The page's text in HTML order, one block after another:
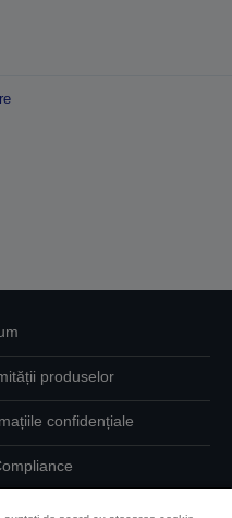
produselor
confidențiale